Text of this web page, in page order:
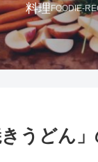
料理FOODIE-
うどん